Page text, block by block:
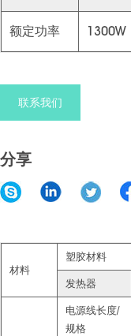
额定功率 1300W
联系我们
分享
材料
塑胶材料
发热器
电源线长度/
规格